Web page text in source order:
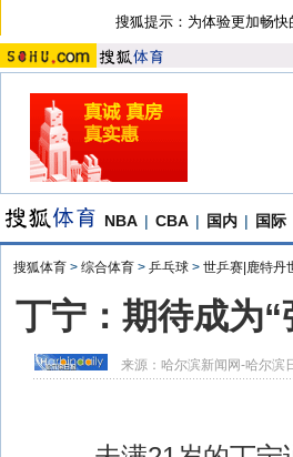
搜狐提示：为体验更加畅
NBA | CBA | 国内 | 国际
搜狐体育 > 综合体育 > 乒乓球 > 世乒赛|鹿特丹
丁宁：期待成为
来源：哈尔滨新闻网-哈尔滨